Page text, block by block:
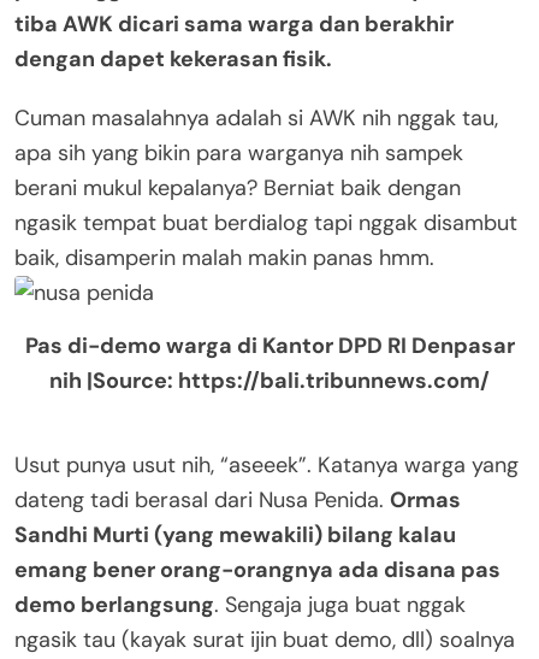
tiba AWK dicari sama warga dan berakhir
dengan dapet kekerasan fisik.
Cuman masalahnya adalah si AWK nih nggak tau,
apa sih yang bikin para warganya nih sampek
berani mukul kepalanya? Berniat baik dengan
ngasik tempat buat berdialog tapi nggak disambut
baik, disamperin malah makin panas hmm.
Pas di-demo warga di Kantor DPD RI Denpasar
nih |Source: https://bali.tribunnews.com/
Usut punya usut nih, “aseeek”. Katanya warga yang
dateng tadi berasal dari Nusa Penida. Ormas
Sandhi Murti (yang mewakili) bilang kalau
emang bener orang-orangnya ada disana pas
demo berlangsung. Sengaja juga buat nggak
ngasik tau (kayak surat ijin buat demo, dll) soalnya